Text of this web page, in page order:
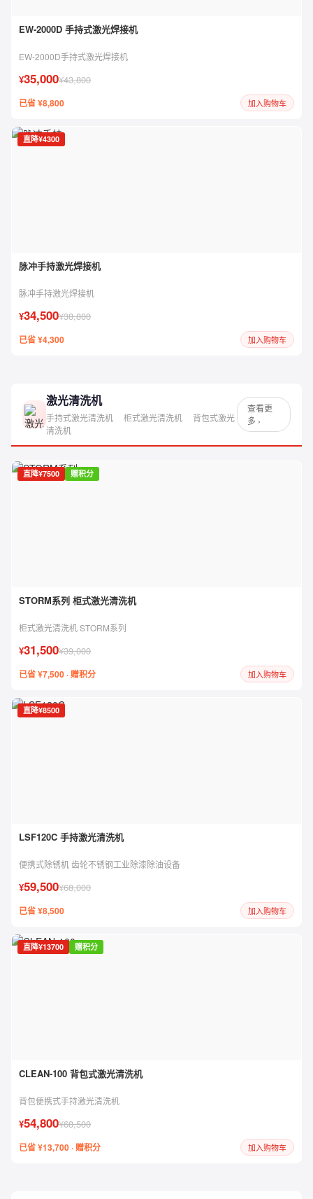
EW-2000D 手持式激光焊接机
EW-2000D手持式激光焊接机
¥35,000¥43,800
已省 ¥8,800 加入购物车
直降¥4300
脉冲手持激光焊接机
脉冲手持激光焊接机
¥34,500¥38,800
已省 ¥4,300 加入购物车
激光清洗机
手持式激光清洗机 柜式激光清洗机
背包式激光
清洗机
查看更
多 ›
直降¥7500 赠积分
STORM系列 柜式激光清洗机
柜式激光清洗机 STORM系列
¥31,500¥39,000
已省 ¥7,500 · 赠积分 加入购物车
直降¥8500
LSF120C 手持激光清洗机
便携式除锈机 齿轮不锈钢工业除漆除油设备
¥59,500¥68,000
已省 ¥8,500 加入购物车
直降¥13700 赠积分
CLEAN-100 背包式激光清洗机
背包便携式手持激光清洗机
¥54,800¥68,500
已省 ¥13,700 · 赠积分 加入购物车